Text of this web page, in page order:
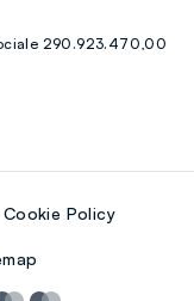
290.923.470,00
Cookie Policy